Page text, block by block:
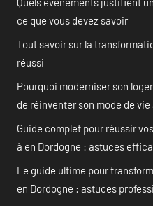
ce que vous devez savoir
Tout savoir sur la
réussi
Pourquoi moderniser son
de réinventer son mode de
Guide complet pour réussir
à en Dordogne : astuces
Le guide ultime pour
en Dordogne : astuces